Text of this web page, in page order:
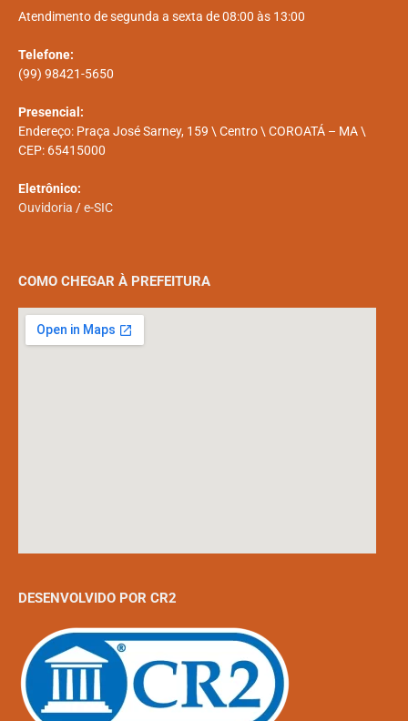
Atendimento de segunda a sexta de 08:00 às 13:00
Telefone:
(99) 98421-5650
Presencial:
Endereço: Praça José Sarney, 159 \ Centro \ COROATÁ – MA \
CEP: 65415000
Eletrônico:
Ouvidoria /e-SIC
COMO CHEGAR À PREFEITURA
DESENVOLVIDO POR CR2